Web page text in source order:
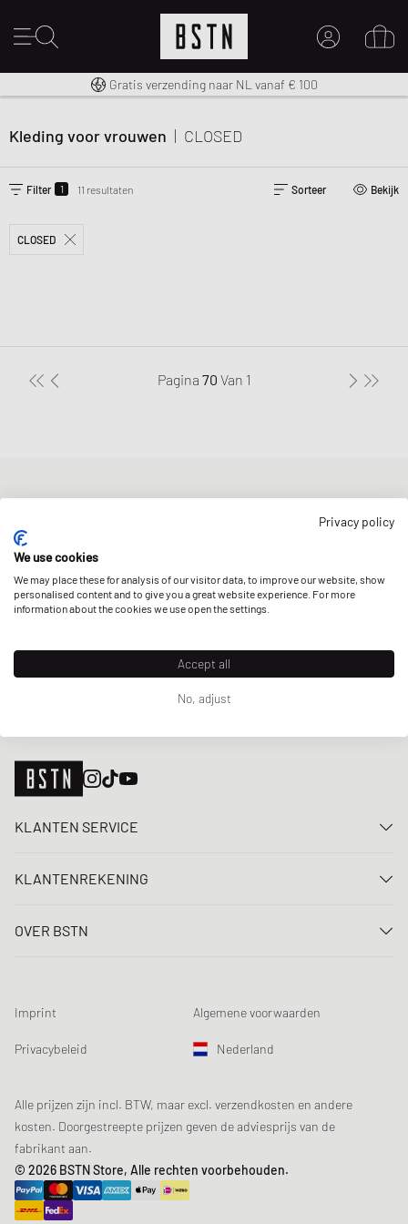
MIJN ACCOUNT
MAAK EEN ACCOUNT AAN
Gratis verzending naar NL vanaf € 100
Premium Sportswear
14 dagen recht op retour
Kleding voor vrouwen | CLOSED
Filter 1 11 resultaten Sorteer Bekijk
CLOSED
Pagina 70 Van 1
Ontvang 5% welkomstkorting en de laatste BSTN updates over
Raffles & New Arrivals. Schrijf je nu in!
E-mailadres
MELD JE AAN
KLANTEN SERVICE
FAQ
Loyalty Program
Productveiligheid
KLANTENREKENING
Registreren
Aanmelden nieuwsbrief
Gegevenscontrole
OVER BSTN
Chronicles
Sustainability
Studentenkorting: EDiU
Imprint Algemene voorwaarden
Privacybeleid Nederland
Alle prijzen zijn incl. BTW, maar excl. verzendkosten en andere
kosten. Doorgestreepte prijzen geven de adviesprijs van de
fabrikant aan.
© 2026 BSTN Store, Alle rechten voorbehouden.
Privacy policy
We use cookies
We may place these for analysis of our visitor data, to improve our website, show
personalised content and to give you a great website experience. For more
information about the cookies we use open the settings.
Accept all
No, adjust